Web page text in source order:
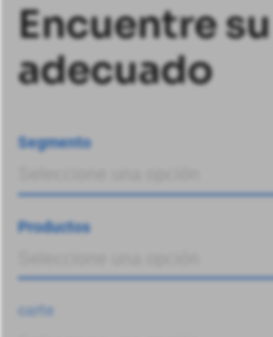
Encuentre
adecuado
Segmento
Productos
carte